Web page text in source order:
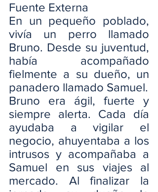
Fuente Externa
En un pequeño poblado,
vivía un perro llamado
Bruno. Desde su juventud,
había acompañado
fielmente a su dueño, un
panadero llamado Samuel.
Bruno era ágil, fuerte y
siempre alerta. Cada día
ayudaba a vigilar el
negocio, ahuyentaba a los
intrusos y acompañaba a
Samuel en sus viajes al
mercado. Al finalizar la